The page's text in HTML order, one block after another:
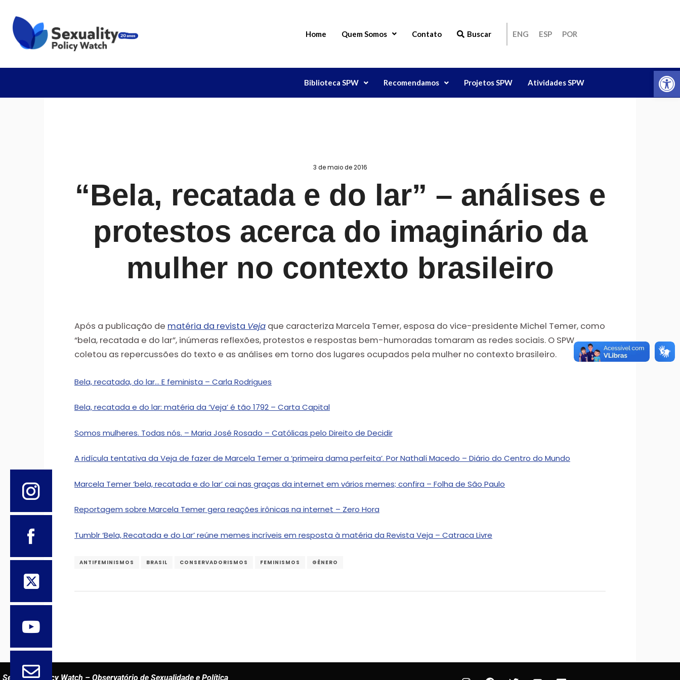
Home Quem Somos Contato Buscar ENG ESP POR
Biblioteca SPW Recomendamos Projetos SPW Atividades SPW
3 de maio de 2016
“Bela, recatada e do lar” – análises e
protestos acerca do imaginário da
mulher no contexto brasileiro
Após a publicação de matéria da revista Veja que caracteriza Marcela Temer, esposa do vice-presidente Michel Temer, como
“bela, recatada e do lar”, inúmeras reflexões, protestos e respostas bem-humoradas tomaram as redes sociais. O SPW
coletou as repercussões do texto e as análises em torno dos lugares ocupados pela mulher no contexto brasileiro.
Bela, recatada, do lar… E feminista – Carla Rodrigues
Bela, recatada e do lar: matéria da ‘Veja’ é tão 1792 – Carta Capital
Somos mulheres. Todas nós. – Maria José Rosado – Católicas pelo Direito de Decidir
A ridícula tentativa da Veja de fazer de Marcela Temer a ‘primeira dama perfeita’. Por Nathalí Macedo – Diário do Centro do Mundo
Marcela Temer ‘bela, recatada e do lar’ cai nas graças da internet em vários memes; confira – Folha de São Paulo
Reportagem sobre Marcela Temer gera reações irônicas na internet – Zero Hora
Tumblr ‘Bela, Recatada e do Lar’ reúne memes incríveis em resposta à matéria da Revista Veja – Catraca Livre
ANTIFEMINISMOS BRASIL CONSERVADORISMOS FEMINISMOS GÊNERO
Sexuality Policy Watch – Observatório de Sexualidade e Política